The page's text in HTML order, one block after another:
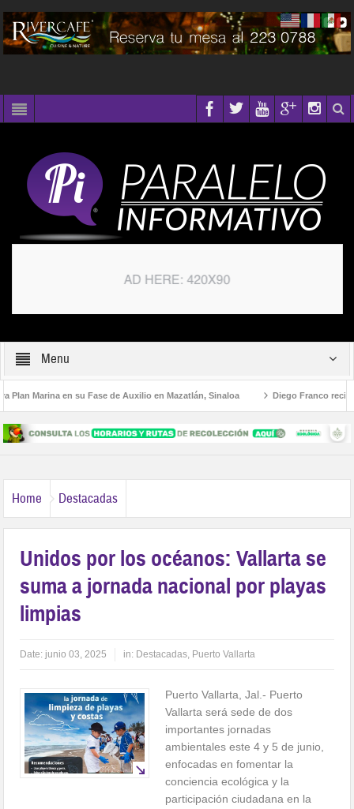
Menu
Marina en su Fase de Auxilio en Mazatlán, Sinaloa Diego Franco recibe
Educativa al Estilo Jalisco Buscan a Violeta y Melissa; viajaron a
Home Destacadas
Unidos por los océanos: Vallarta se
suma a jornada nacional por playas
limpias
Date: junio 03, 2025 in: Destacadas, Puerto Vallarta
Puerto Vallarta, Jal.- Puerto
Vallarta será sede de dos
importantes jornadas
ambientales este 4 y 5 de junio,
enfocadas en fomentar la
conciencia ecológica y la
participación ciudadana en la